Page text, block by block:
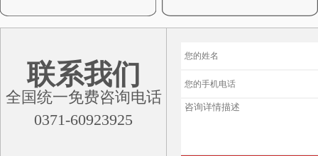
联系我们
全国统一免费咨询电话
0371-60923925